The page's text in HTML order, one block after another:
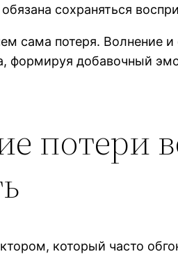
сохраняться
сама потеря. Волнение
формируя добавочный
потери
который часто